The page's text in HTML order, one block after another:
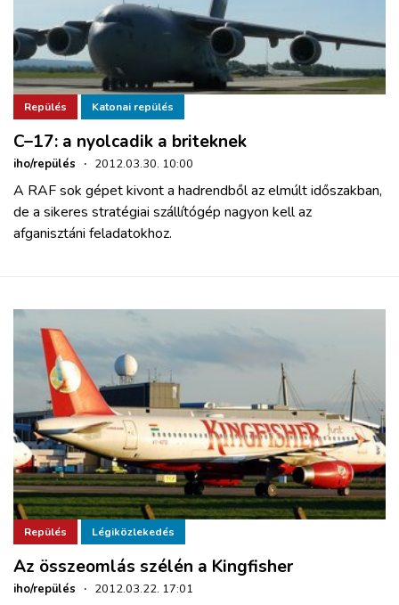
Repülés Katonai repülés
C–17: a nyolcadik a briteknek
iho/repülés · 2012.03.30. 10:00
A RAF sok gépet kivont a hadrendből az elmúlt időszakban,
de a sikeres stratégiai szállítógép nagyon kell az
afganisztáni feladatokhoz.
Repülés Légiközlekedés
Az összeomlás szélén a Kingfisher
iho/repülés · 2012.03.22. 17:01